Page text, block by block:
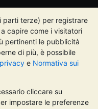
parti terze) per registrare
capire come i visitatori
pertinenti le pubblicità
di più, è possibile
e Normativa sui
cliccare su
impostare le preferenze
può diminuire o